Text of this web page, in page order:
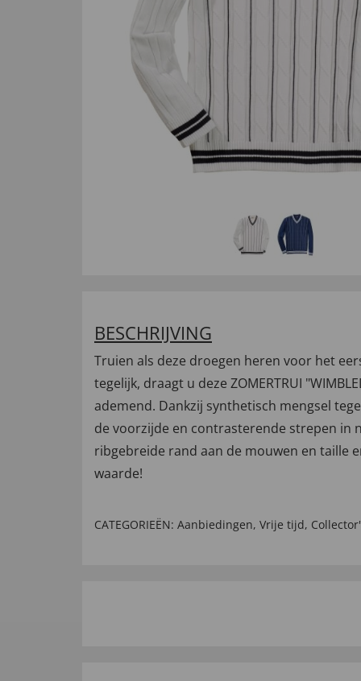
BESCHRIJVING
Truien als deze droegen heren voor het
tegelijk, draagt u deze ZOMERTRUI
ademend. Dankzij synthetisch mengsel
de voorzijde en contrasterende strepen in
ribgebreide rand aan de mouwen en taille
waarde!
CATEGORIEËN: Aanbiedingen, Vrije tijd,